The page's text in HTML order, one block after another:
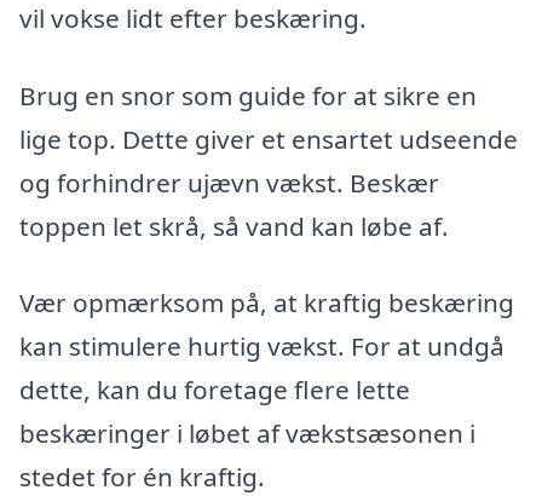
vil vokse lidt efter beskæring.
Brug en snor som guide for at sikre en
lige top. Dette giver et ensartet udseende
og forhindrer ujævn vækst. Beskær
toppen let skrå, så vand kan løbe af.
Vær opmærksom på, at kraftig beskæring
kan stimulere hurtig vækst. For at undgå
dette, kan du foretage flere lette
beskæringer i løbet af vækstsæsonen i
stedet for én kraftig.